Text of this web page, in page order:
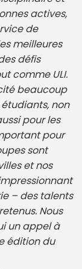
actives,
de
meilleures
défis
comme ULI.
beaucoup
non
pour les
pour
sont
et nos
– des talents
Nous
un appel à
édition du